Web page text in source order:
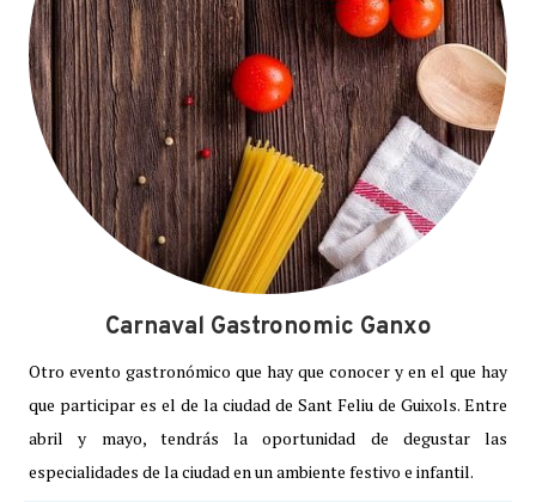
Carnaval Gastronomic Ganxo
Otro evento gastronómico que hay que conocer y en el que hay
que participar es el de la ciudad de Sant Feliu de Guixols. Entre
abril y mayo, tendrás la oportunidad de degustar las
especialidades de la ciudad en un ambiente festivo e infantil.